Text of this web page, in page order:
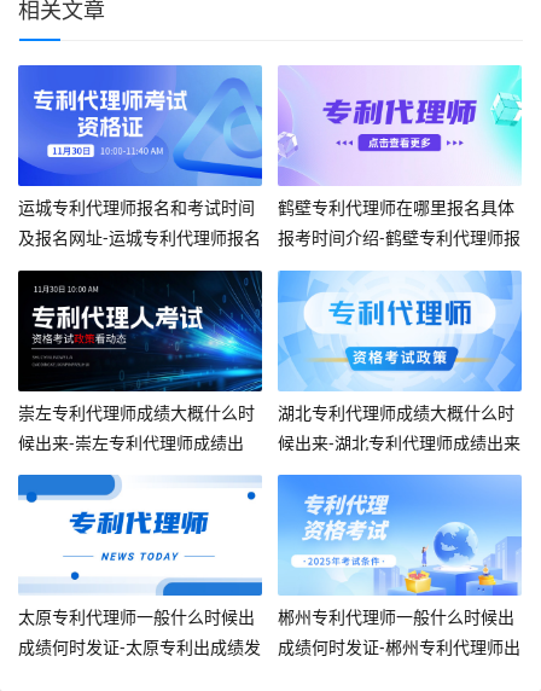
相关文章
运城专利代理师报名和考试时间
及报名网址-运城专利代理师报名
时间
鹤壁专利代理师在哪里报名具体
报考时间介绍-鹤壁专利代理师报
名时间介绍
崇左专利代理师成绩大概什么时
候出来-崇左专利代理师成绩出
湖北专利代理师成绩大概什么时
候出来-湖北专利代理师成绩出来
太原专利代理师一般什么时候出
成绩何时发证-太原专利出成绩发
郴州专利代理师一般什么时候出
成绩何时发证-郴州专利代理师出